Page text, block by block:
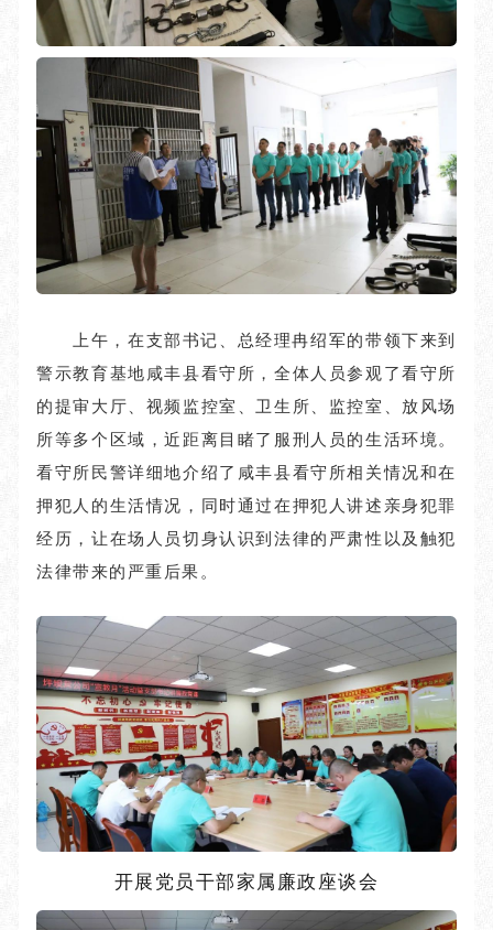
上午，在支部书记、总经理冉绍军的带领下来到
警示教育基地咸丰县看守所，全体人员参观了看守所
的提审大厅、视频监控室、卫生所、监控室、放风场
所等多个区域，近距离目睹了服刑人员的生活环境。
看守所民警详细地介绍了咸丰县看守所相关情况和在
押犯人的生活情况，同时通过在押犯人讲述亲身犯罪
经历，让在场人员切身认识到法律的严肃性以及触犯
法律带来的严重后果。
开展党员干部家属廉政座谈会